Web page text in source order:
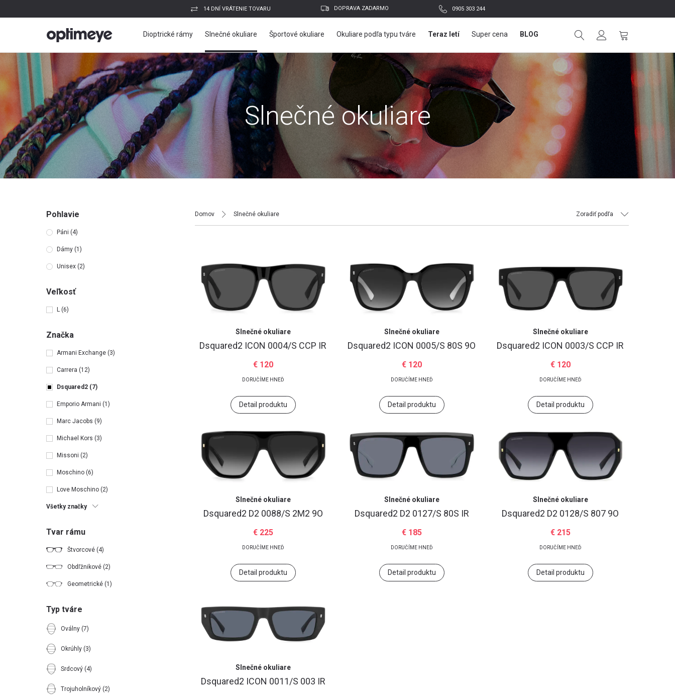
14 DNÍ VRÁTENIE TOVARU DOPRAVA ZADARMO 0905 303 244
Dioptrické rámy Slnečné okuliare Športové okuliare Okuliare podľa typu tváre Teraz letí Super cena BLOG
Slnečné okuliare
Pohlavie
Páni (4)
Dámy (1)
Unisex (2)
Veľkosť
L (6)
Značka
Armani Exchange (3)
Carrera (12)
Dsquared2 (7)
Emporio Armani (1)
Marc Jacobs (9)
Michael Kors (3)
Missoni (2)
Moschino (6)
Love Moschino (2)
Všetky značky
Tvar rámu
Štvorcové (4)
Obdľžnikové (2)
Geometrické (1)
Typ tváre
Oválny (7)
Okrúhly (3)
Srdcový (4)
Trojuholníkový (2)
Domov Slnečné okuliare Zoradiť podľa
Slnečné okuliare
Dsquared2 ICON 0004/S CCP IR
€ 120
DORUČÍME HNEĎ
Detail produktu
Slnečné okuliare
Dsquared2 ICON 0005/S 80S 9O
€ 120
DORUČÍME HNEĎ
Detail produktu
Slnečné okuliare
Dsquared2 ICON 0003/S CCP IR
€ 120
DORUČÍME HNEĎ
Detail produktu
Slnečné okuliare
Dsquared2 D2 0088/S 2M2 9O
€ 225
DORUČÍME HNEĎ
Detail produktu
Slnečné okuliare
Dsquared2 D2 0127/S 80S IR
€ 185
DORUČÍME HNEĎ
Detail produktu
Slnečné okuliare
Dsquared2 D2 0128/S 807 9O
€ 215
DORUČÍME HNEĎ
Detail produktu
Slnečné okuliare
Dsquared2 ICON 0011/S 003 IR